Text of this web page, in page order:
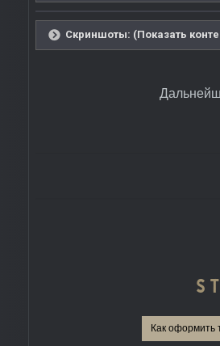
Скриншоты: (Показать
Как оформить